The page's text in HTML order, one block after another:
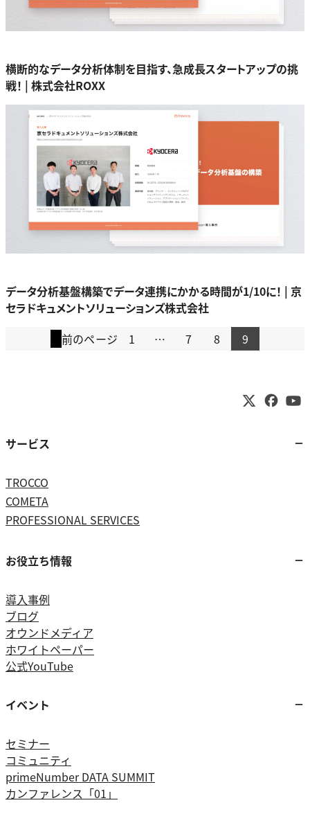
横断的なデータ分析体制を目指す、急成長スタートアップの挑
戦！ | 株式会社ROXX
データ分析基盤構築でデータ連携にかかる時間が1/10に！ | 京
セラドキュメントソリューションズ株式会社
前のページ
1 … 7 8 9
サービス
TROCCO
COMETA
PROFESSIONAL SERVICES
お役立ち情報
導入事例
ブログ
オウンドメディア
ホワイトペーパー
公式YouTube
イベント
セミナー
コミュニティ
primeNumber DATA SUMMIT
カンファレンス「01」